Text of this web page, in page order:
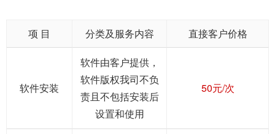
项 目 分类及服务内容 直接客户价格
软件安装
软件由客户提供，
软件版权我司不负
责且不包括安装后
设置和使用
50元/次